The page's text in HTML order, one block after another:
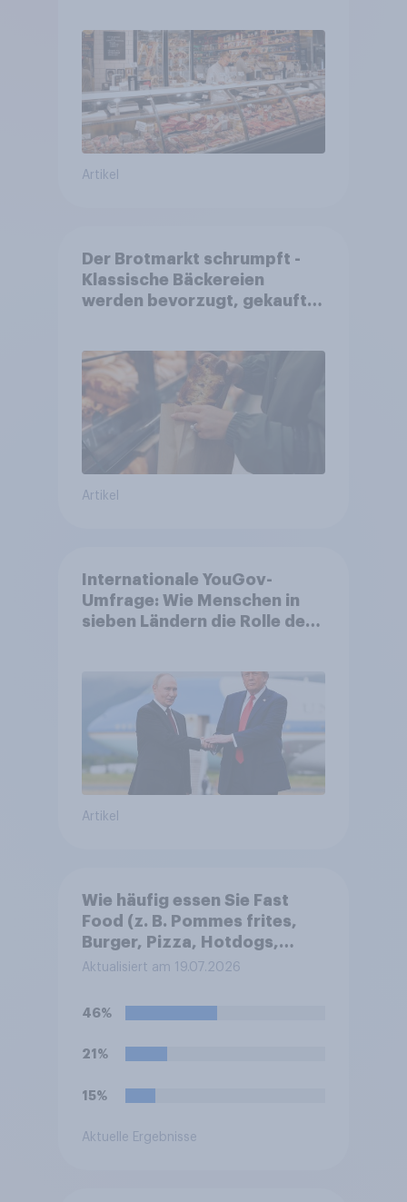
Artikel
Der Brotmarkt schrumpft -
Klassische Bäckereien
werden bevorzugt, gekauft
Artikel
Internationale YouGov-
Umfrage: Wie Menschen in
sieben Ländern die Rolle der
Bedrohungen und Bündnisse
bewerten
Artikel
Wie häufig essen Sie Fast
Food (z. B. Pommes frites,
Burger, Pizza, Hotdogs,
Chicken Nuggets oder
Aktualisiert am 19.07.2026
46%
21%
15%
Aktuelle Ergebnisse